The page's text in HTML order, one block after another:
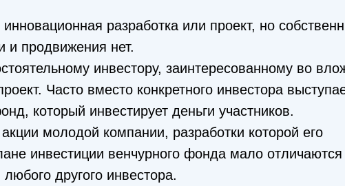
разработка или проект, но
и продвижения нет.
инвестору, заинтересованному во
Часто вместо конкретного инвестора
который инвестирует деньги участников.
молодой компании, разработки которой его
инвестиции венчурного фонда мало отличаются
другого инвестора.